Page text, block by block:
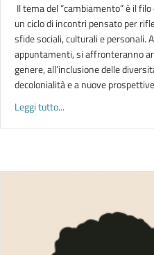
Il tema del “cambiamento” è il
un ciclo di incontri pensato per
sfide sociali, culturali e personali.
appuntamenti, si affronteranno
genere, all’inclusione delle
decolonialità e a nuove
Leggi tutto...